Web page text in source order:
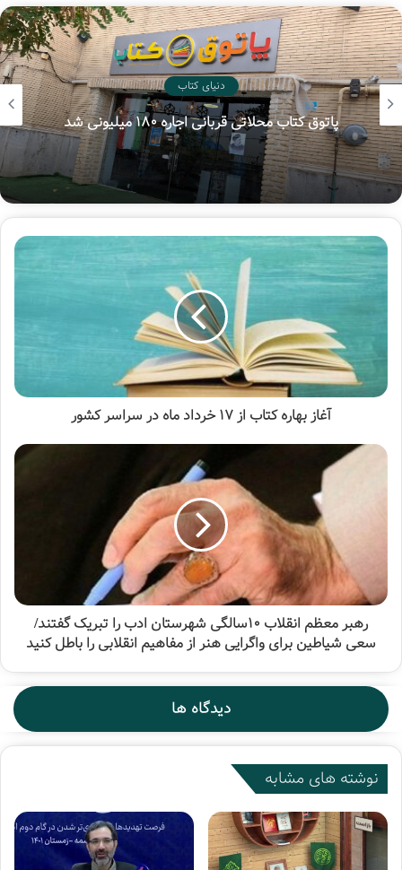
باقی اخبار نشست مجمع عمومی متعاقبا اعلام خواهد شد.
انجمن کتابفروشان جبهه فرهنگی انقلاب اسلامی
مجمع عمومی
نشست
دنیای کتاب
پاتوق کتاب محلاتی قربانی اجاره ۱۸۰ میلیونی شد
آغاز بهاره کتاب از ۱۷ خرداد ماه در سراسر کشور
رهبر معظم انقلاب ۱۰سالگی شهرستان ادب را تبریک گفتند/
سعی شیاطین برای واگرایی هنر از مفاهیم انقلابی را باطل کنید
دیدگاه ها
نوشته های مشابه